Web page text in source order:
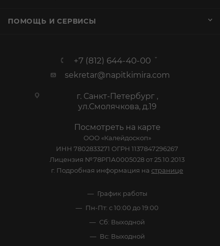
ПОМОЩЬ И СЕРВИСЫ
+7 (812) 644-40-00
sekretar@napitkimira.com
г. Санкт-Петербург ,
ул.Смолячкова, д.19
Посмотреть на карте
ООО «Калейдоскоп»
ИНН 7802833271 ОГРН 1137847296267
Лицензия №78РПА0005028 от 25.10.2013
г. Подробная информация на странице
График работы
Пн-Пт: с 10:00 до 19:00
Сб: Выходной
Вс: Выходной